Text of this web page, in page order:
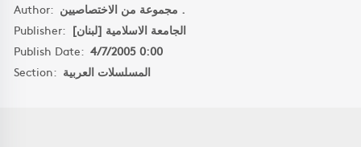
Author:
مجموعة من الاختصاصيين .
Publisher: الجامعة الاسلامية [لبنان]
Publish Date: 4/7/2005 0:00
Section: المسلسلات العربية